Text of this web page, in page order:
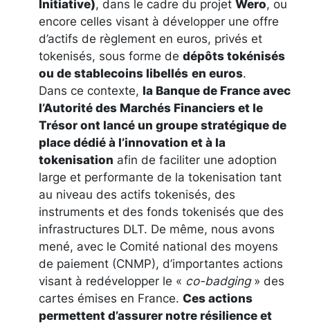
Initiative), dans le cadre du projet Wero, ou
encore celles visant à développer une offre
d’actifs de règlement en euros, privés et
tokenisés, sous forme de dépôts tokénisés
ou de stablecoins libellés en euros.
Dans ce contexte, la Banque de France avec
l’Autorité des Marchés Financiers et le
Trésor ont lancé un groupe stratégique de
place dédié à l’innovation et à la
tokenisation afin de faciliter une adoption
large et performante de la tokenisation tant
au niveau des actifs tokenisés, des
instruments et des fonds tokenisés que des
infrastructures DLT. De même, nous avons
mené, avec le Comité national des moyens
de paiement (CNMP), d’importantes actions
visant à redévelopper le « co-badging» des
cartes émises en France. Ces actions
permettent d’assurer notre résilience et